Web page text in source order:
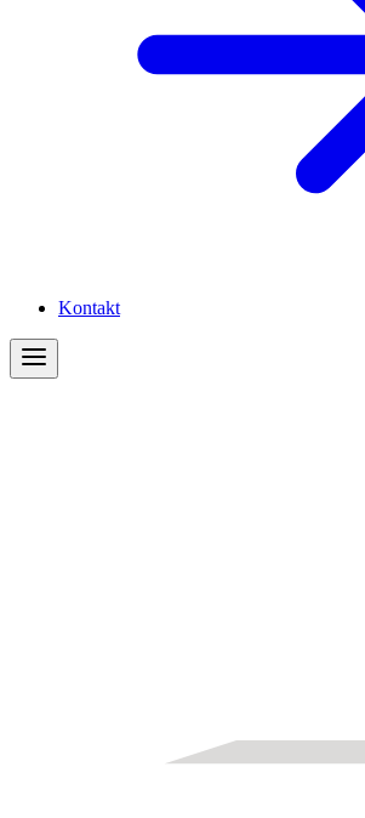
Kontakt